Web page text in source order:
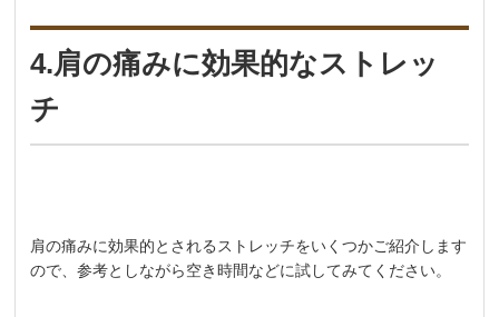
4.肩の痛みに効果的なストレッ
チ
肩の痛みに効果的とされるストレッチをいくつかご紹介します
ので、参考としながら空き時間などに試してみてください。